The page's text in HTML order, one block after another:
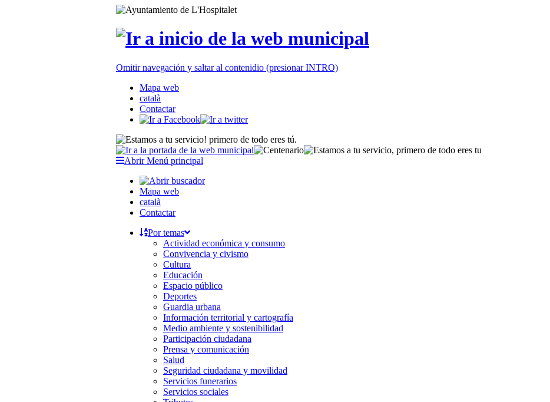
Omitir navegación y saltar al contenidio (presionar INTRO)
Mapa web
català
Contactar
Abrir Menú principal
Mapa web
català
Contactar
Por temas
Actividad económica y consumo
Convivencia y civismo
Cultura
Educación
Espacio público
Deportes
Guardia urbana
Información territorial y cartografía
Medio ambiente y sostenibilidad
Participación ciudadana
Prensa y comunicación
Salud
Seguridad ciudadana y movilidad
Servicios funerarios
Servicios sociales